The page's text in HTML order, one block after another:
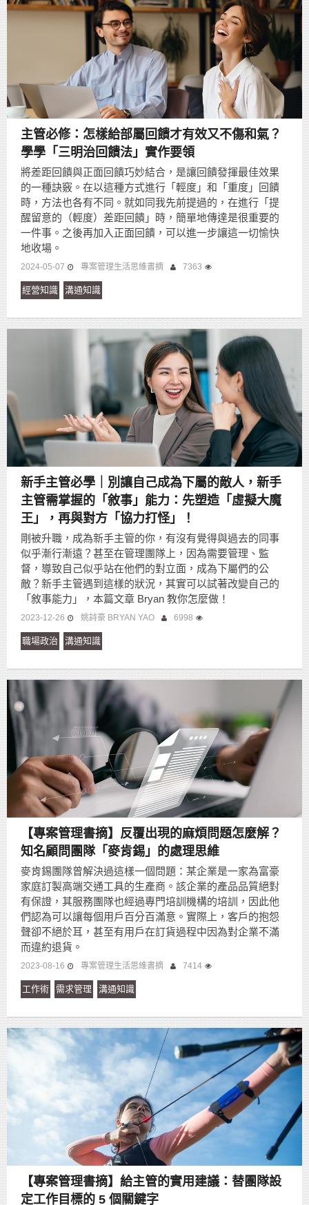
主管必修：怎樣給部屬回饋才有效又不傷和氣？
學學「三明治回饋法」實作要領
將差距回饋與正面回饋巧妙結合，是讓回饋發揮最佳效果
的一種訣竅。在以這種方式進行「輕度」和「重度」回饋
時，方法也各有不同。就如同我先前提過的，在進行「提
醒留意的（輕度）差距回饋」時，簡單地傳達是很重要的
一件事。之後再加入正面回饋，可以進一步讓這一切愉快
地收場。
2024-05-07 專案管理生活思維書摘 7363
經營知識 溝通知識
新手主管必學｜別讓自己成為下屬的敵人，新手
主管需掌握的「敘事」能力：先塑造「虛擬大魔
王」，再與對方「協力打怪」！
剛被升職，成為新手主管的你，有沒有覺得與過去的同事
似乎漸行漸遠？甚至在管理團隊上，因為需要管理、監
督，導致自己似乎站在他們的對立面，成為下屬們的公
敵？新手主管遇到這樣的狀況，其實可以試著改變自己的
「敘事能力」，本篇文章 Bryan 教你怎麼做！
2023-12-26 姚詩豪 BRYAN YAO 6998
職場政治 溝通知識
【專案管理書摘】反覆出現的麻煩問題怎麼解？
知名顧問團隊「麥肯錫」的處理思維
麥肯錫團隊曾解決過這樣一個問題：某企業是一家為富豪
家庭訂製高端交通工具的生產商。該企業的產品品質絕對
有保證，其服務團隊也經過專門培訓機構的培訓，因此他
們認為可以讓每個用戶百分百滿意。實際上，客戶的抱怨
聲卻不絕於耳，甚至有用戶在訂貨過程中因為對企業不滿
而違約退貨。
2023-08-16 專案管理生活思維書摘 7414
工作術 需求管理 溝通知識
【專案管理書摘】給主管的實用建議：替團隊設
定工作目標的 5 個關鍵字